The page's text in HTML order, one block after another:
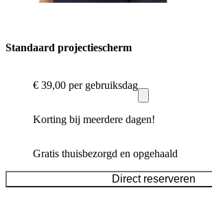
Standaard projectiescherm
€ 39,00 per gebruiksdag
Korting bij meerdere dagen!
Gratis thuisbezorgd en opgehaald
Direct reserveren